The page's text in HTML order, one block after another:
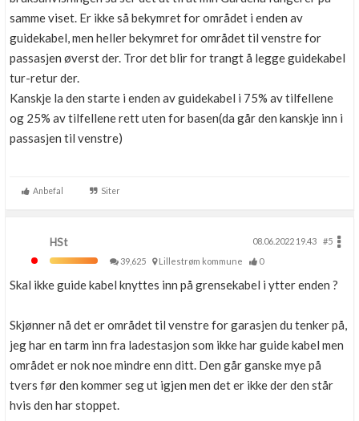
samme viset. Er ikke så bekymret for området i enden av
guidekabel, men heller bekymret for området til venstre for
passasjen øverst der. Tror det blir for trangt å legge guidekabel
tur-retur der.
Kanskje la den starte i enden av guidekabel i 75% av tilfellene
og 25% av tilfellene rett uten for basen(da går den kanskje inn i
passasjen til venstre)
Anbefal Siter
HSt 08.06.2022 19.43
#5
39,625
Lillestrøm kommune 0
Skal ikke guide kabel knyttes inn på grensekabel i ytter enden ?
Skjønner nå det er området til venstre for garasjen du tenker på,
jeg har en tarm inn fra ladestasjon som ikke har guide kabel men
området er nok noe mindre enn ditt. Den går ganske mye på
tvers før den kommer seg ut igjen men det er ikke der den står
hvis den har stoppet.